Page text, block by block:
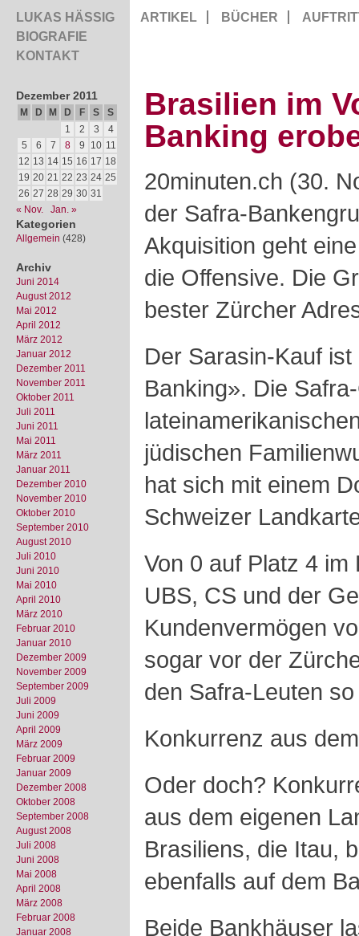
LUKAS HÄSSIG
BIOGRAFIE
KONTAKT
ARTIKEL BÜCHER
Dezember 2011
M D M D F S
S
1
2 3
4
5
6 7 8 9 10 11
12 13 14 15 16 17 18
19 20 21 22 23 24 25
26 27 28 29 30 31
« Nov.
Jan. »
Kategorien
Allgemein (428)
Archiv
Juni 2014
August 2012
Mai 2012
April 2012
März 2012
Januar 2012
Dezember 2011
November 2011
Oktober 2011
Juli 2011
Juni 2011
Mai 2011
März 2011
Januar 2011
Dezember 2010
November 2010
Oktober 2010
September 2010
August 2010
Juli 2010
Juni 2010
Mai 2010
April 2010
März 2010
Februar 2010
Januar 2010
Dezember 2009
November 2009
September 2009
Juli 2009
Juni 2009
April 2009
März 2009
Februar 2009
Januar 2009
Dezember 2008
Oktober 2008
September 2008
August 2008
Juli 2008
Juni 2008
Mai 2008
April 2008
März 2008
Februar 2008
Januar 2008
Brasilien im
Banking
20minuten.ch (30.
der Safra-
Akquisition geht
die Offensive. Die
bester Zürcher
Der Sarasin-Kauf
Banking». Die
jüdischen
hat sich mit einem
Schweizer
Von 0 auf Platz 4
UBS, CS und der
Kundenvermögen
sogar vor der
den Safra-Leuten
Konkurrenz aus
Oder doch?
aus dem eigenen
Brasiliens, die Itau,
ebenfalls auf dem
Beide Bankhäuser